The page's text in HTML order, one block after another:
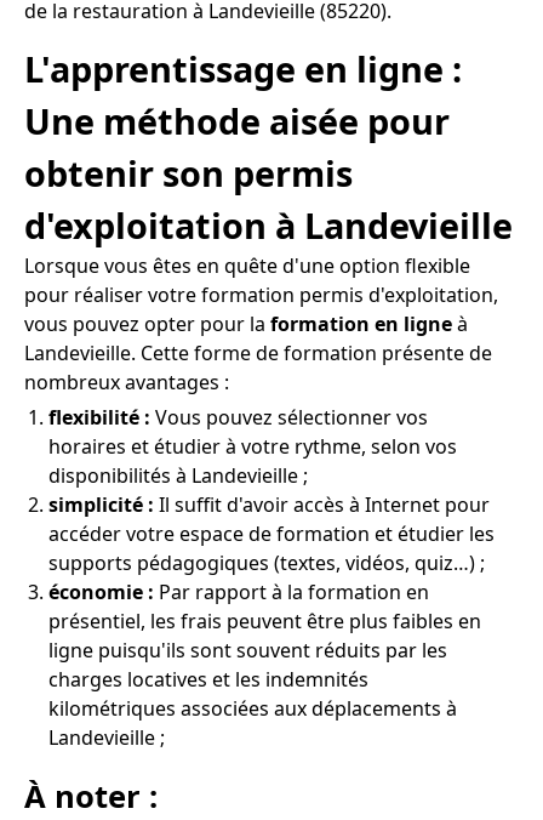
de la restauration à Landevieille (85220).
L'apprentissage en ligne :
Une méthode aisée pour
obtenir son permis
d'exploitation à Landevieille
Lorsque vous êtes en quête d'une option flexible
pour réaliser votre formation permis d'exploitation,
vous pouvez opter pour la formation en ligneà
Landevieille. Cette forme de formation présente de
nombreux avantages :
flexibilité : Vous pouvez sélectionner vos
horaires et étudier à votre rythme, selon vos
disponibilités à Landevieille ;
simplicité : Il suffit d'avoir accès à Internet pour
accéder votre espace de formation et étudier les
supports pédagogiques (textes, vidéos, quiz…) ;
économie : Par rapport à la formation en
présentiel, les frais peuvent être plus faibles en
ligne puisqu'ils sont souvent réduits par les
charges locatives et les indemnités
kilométriques associées aux déplacements à
Landevieille ;
À noter :